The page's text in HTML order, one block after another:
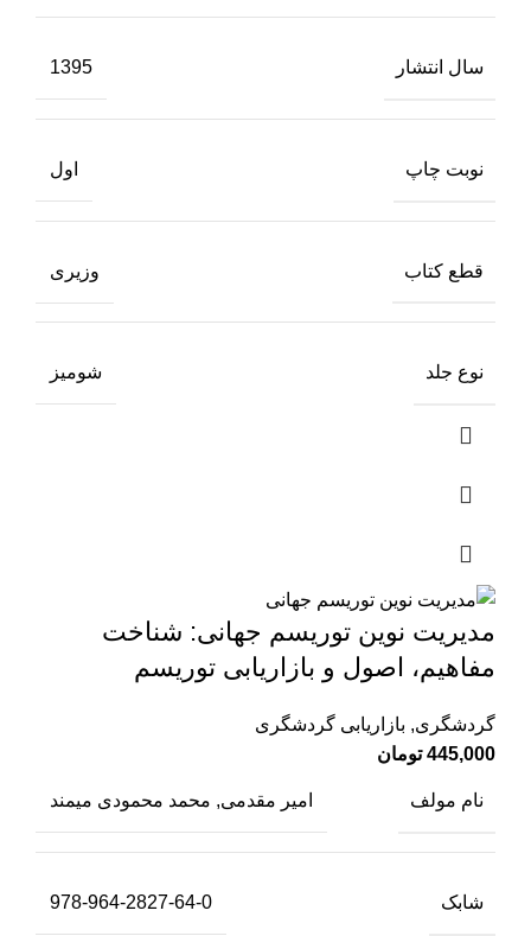
سال انتشار 1395
نوبت چاپ اول
قطع کتاب وزیری
نوع جلد شومیز
مدیریت نوین توریسم جهانی: شناخت
مفاهیم، اصول و بازاریابی توریسم
گردشگری, بازاریابی گردشگری
445,000 تومان
نام مولف امیر مقدمی, محمد محمودی میمند
شابک 978-964-2827-64-0